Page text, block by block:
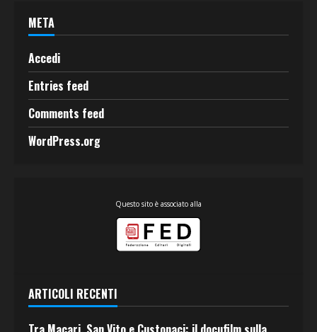
META
Accedi
Entries feed
Comments feed
WordPress.org
Questo sito è associato alla
ARTICOLI RECENTI